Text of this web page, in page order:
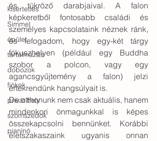
kísérteties
Simmel
épület
tartalmazás
dobozok
fiókok
privát hely
szomszédok
pianínó
és tükröző darabjaival. A falon
képkeretből fontosabb családi és
személyes kapcsolataink néznek ránk,
és lefogadom, hogy egy-két tárgy
fókuszhelyen (például egy Buddha
szobor a polcon, vagy egy
agancsgyűjtemény a falon) jelzi
értékrendünk hangsúlyait is.
De otthonunk nem csak aktuális, hanem
mindenkori önmagunkkal is képes
összekapcsolni bennünket. Korábbi
életszakaszaink ugyanis onnan